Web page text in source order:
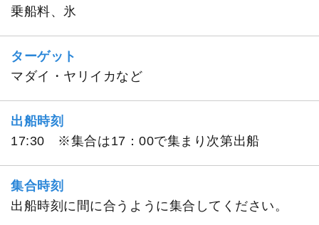
乗船料、氷
ターゲット
マダイ・ヤリイカなど
出船時刻
17:30 ※集合は17：00で集まり次第出船
集合時刻
出船時刻に間に合うように集合してください。